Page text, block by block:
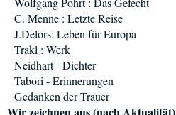
C. Menne : Letzte Reise
J.Delors: Leben für Europa
Trakl : Werk
Neidhart - Dichter
Tabori - Erinnerungen
Gedanken der Trauer